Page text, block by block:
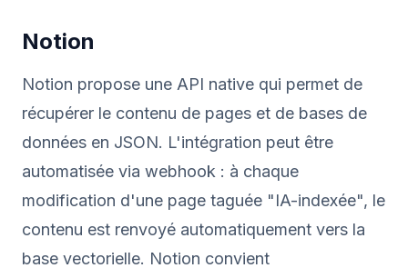
Notion
Notion propose une API native qui permet de
récupérer le contenu de pages et de bases de
données en JSON. L'intégration peut être
automatisée via webhook : à chaque
modification d'une page taguée "IA-indexée", le
contenu est renvoyé automatiquement vers la
base vectorielle. Notion convient